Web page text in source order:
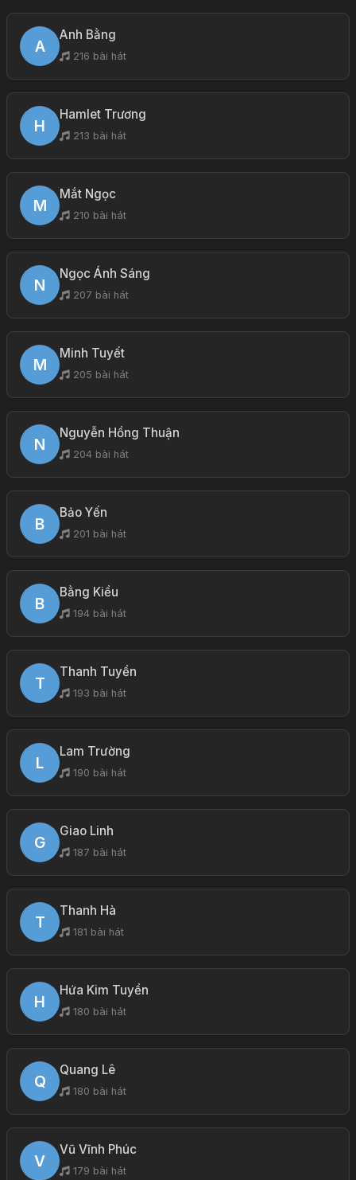
A
Anh Bằng
216 bài hát
H
Hamlet Trương
213 bài hát
M
Mắt Ngọc
210 bài hát
N
Ngọc Ánh Sáng
207 bài hát
M
Minh Tuyết
205 bài hát
N
Nguyễn Hồng Thuận
204 bài hát
B
Bảo Yến
201 bài hát
B
Bằng Kiều
194 bài hát
T
Thanh Tuyền
193 bài hát
L
Lam Trường
190 bài hát
G
Giao Linh
187 bài hát
T
Thanh Hà
181 bài hát
H
Hứa Kim Tuyền
180 bài hát
Q
Quang Lê
180 bài hát
V
Vũ Vĩnh Phúc
179 bài hát